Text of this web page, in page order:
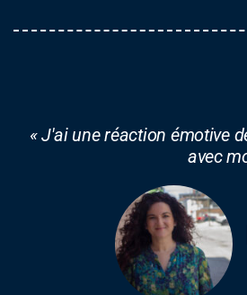
« J'ai une réaction émotive
avec